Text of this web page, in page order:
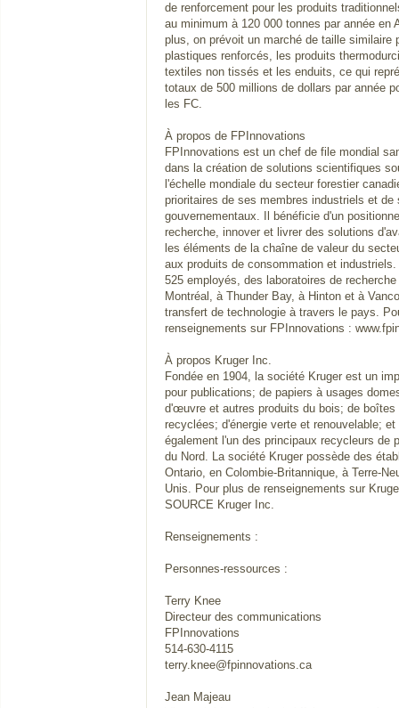
de renforcement pour les produits
au minimum à 120 000 tonnes par année en
plus, on prévoit un marché de taille similaire
plastiques renforcés, les produits
textiles non tissés et les enduits, ce qui
totaux de 500 millions de dollars par année
les FC.
À propos de FPInnovations
FPInnovations est un chef de file mondial
dans la création de solutions scientifiques
l'échelle mondiale du secteur forestier
prioritaires de ses membres industriels et de
gouvernementaux. Il bénéficie d'un
recherche, innover et livrer des solutions
les éléments de la chaîne de valeur du
aux produits de consommation et
525 employés, des laboratoires de
Montréal, à Thunder Bay, à Hinton et à
transfert de technologie à travers le pays.
renseignements sur FPInnovations :
À propos Kruger Inc.
Fondée en 1904, la société Kruger est un
pour publications; de papiers à usages
d'œuvre et autres produits du bois; de boîtes
recyclées; d'énergie verte et renouvelable;
également l'un des principaux recycleurs de
du Nord. La société Kruger possède des
Ontario, en Colombie-Britannique, à Terre-
Unis. Pour plus de renseignements sur
SOURCE Kruger Inc.
Renseignements :
Personnes-ressources :
Terry Knee
Directeur des communications
FPInnovations
514-630-4115
terry.knee@fpinnovations.ca
Jean Majeau